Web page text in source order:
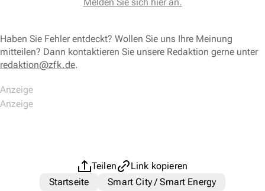
Melden Sie sich hier an.
Haben Sie Fehler entdeckt? Wollen Sie uns Ihre Meinung
mitteilen? Dann kontaktieren Sie unsere Redaktion gerne unter
redaktion@zfk.de.
Teilen
Link kopieren
Startseite
Smart City / Smart Energy